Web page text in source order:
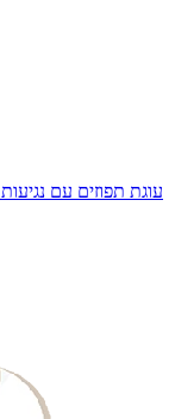
עוגת תפוזים עם